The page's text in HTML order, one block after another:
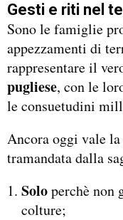
Gesti e riti nel
Sono le famiglie
appezzamenti di
rappresentare il
pugliese, con le
le consuetudini
Ancora oggi vale
tramandata dalla
Soloperchè non
colture;